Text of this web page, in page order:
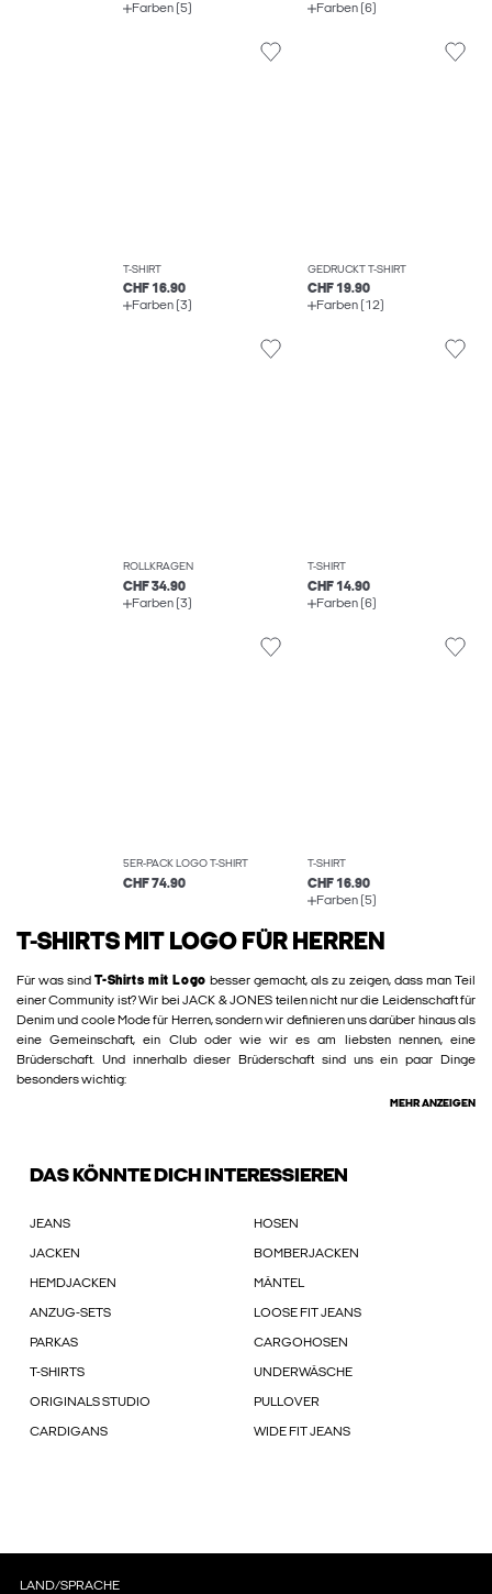
Farben (5)
Farben (6)
T-SHIRT
CHF 16.90
Farben (3)
GEDRUCKT T-SHIRT
CHF 19.90
Farben (12)
ROLLKRAGEN
CHF 34.90
Farben (3)
T-SHIRT
CHF 14.90
Farben (6)
5ER-PACK LOGO T-SHIRT
CHF 74.90
T-SHIRT
CHF 16.90
Farben (5)
T-SHIRTS MIT LOGO FÜR HERREN
Für was sindT-Shirts mit Logo besser gemacht, als zu zeigen, dass man Teil
einer Community ist? Wir bei JACK & JONES teilen nicht nur die Leidenschaft für
Denim und coole Mode für Herren, sondern wir definieren uns darüber hinaus als
eine Gemeinschaft, ein Club oder wie wir es am liebsten nennen, eine
Brüderschaft. Und innerhalb dieser Brüderschaft sind uns ein paar Dinge
besonders wichtig:
MEHR ANZEIGEN
DAS KÖNNTE DICH INTERESSIEREN
JEANS HOSEN
JACKEN BOMBERJACKEN
HEMDJACKEN MÄNTEL
ANZUG-SETS LOOSE FIT JEANS
PARKAS CARGOHOSEN
T-SHIRTS UNDERWÄSCHE
ORIGINALS STUDIO PULLOVER
CARDIGANS WIDE FIT JEANS
LAND/SPRACHE